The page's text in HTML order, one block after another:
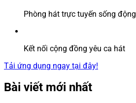
Phòng hát trực tuyến sống động
Kết nối cộng đồng yêu ca hát
Tải ứng dụng ngay tại đây!
Bài viết mới nhất